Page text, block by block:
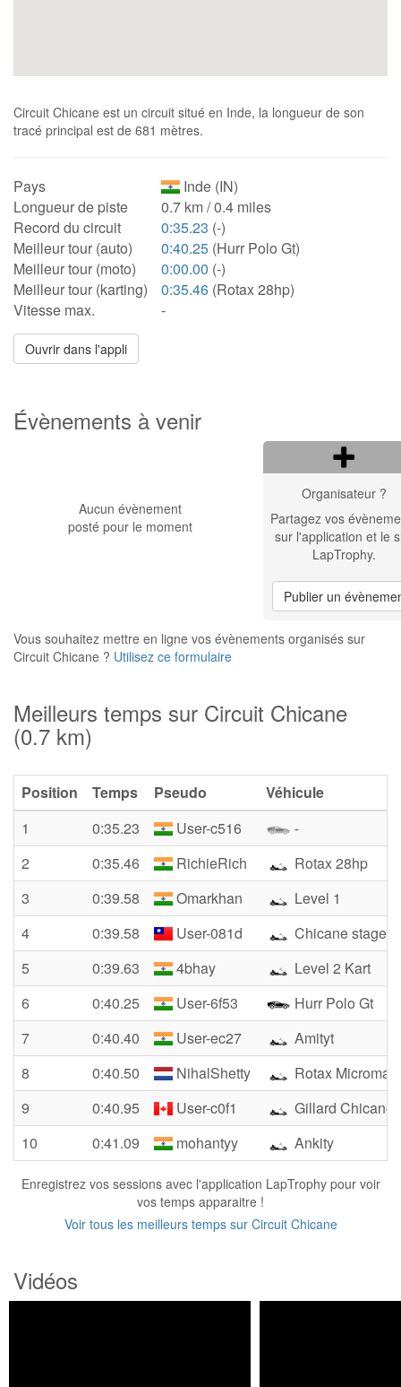
Circuit Chicane est un circuit situé en Inde, la longueur de son
tracé principal est de 681 mètres.
Pays
Inde (IN)
Longueur de piste
0.7 km / 0.4 miles
Record du circuit
0:35.23 (-)
Meilleur tour (auto)
0:40.25 (Hurr Polo Gt)
Meilleur tour (moto)
0:00.00 (-)
Meilleur tour (karting)
0:35.46 (Rotax 28hp)
Vitesse max.
-
Ouvrir dans l'appli
Évènements à venir
Aucun évènement
posté pour le moment
Organisateur ?
Partagez vos
sur l'application et le
LapTrophy.
Publier un
Vous souhaitez mettre en ligne vos évènements organisés sur
Circuit Chicane ? Utilisez ce formulaire
Meilleurs temps sur Circuit Chicane
(0.7 km)
Position Temps Pseudo
Véhicule
1
0:35.23 User-c516
-
2
0:35.46 RichieRich
Rotax 28hp
3
0:39.58 Omarkhan
Level 1
4
0:39.58 User-081d
Chicane stage 2
5
0:39.63 4bhay
Level 2 Kart
6
0:40.25 User-6f53
Hurr Polo Gt
7
0:40.40 User-ec27
Amityt
8
0:40.50 NihalShetty
Rotax Micromax
9
0:40.95 User-c0f1
Gillard Chicane
10
0:41.09 mohantyy Ankity
Enregistrez vos sessions avec l'application LapTrophy pour voir
vos temps apparaitre !
Voir tous les meilleurs temps sur Circuit Chicane
Vidéos